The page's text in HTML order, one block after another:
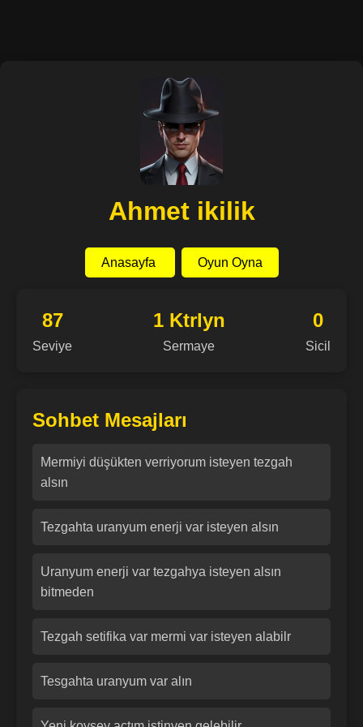
Ahmet ikilik
Anasayfa Oyun Oyna
87
Seviye
1 Ktrlyn
Sermaye
0
Sicil
Sohbet Mesajları
Mermiyi düşükten verriyorum isteyen tezgah
alsın
Tezgahta uranyum enerji var isteyen alsın
Uranyum enerji var tezgahya isteyen alsın
bitmeden
Tezgah setifika var mermi var isteyen alabilr
Tesgahta uranyum var alın